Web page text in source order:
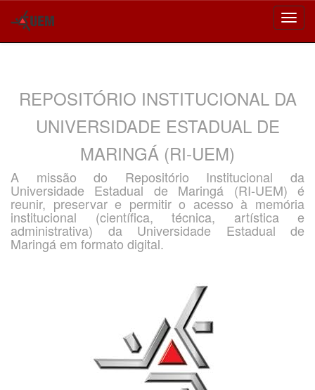
REPOSITÓRIO INSTITUCIONAL DA
UNIVERSIDADE ESTADUAL DE
MARINGÁ (RI-UEM)
A missão do Repositório Institucional da
Universidade Estadual de Maringá (RI-UEM) é
reunir, preservar e permitir o acesso à memória
institucional (científica, técnica, artística e
administrativa) da Universidade Estadual de
Maringá em formato digital.